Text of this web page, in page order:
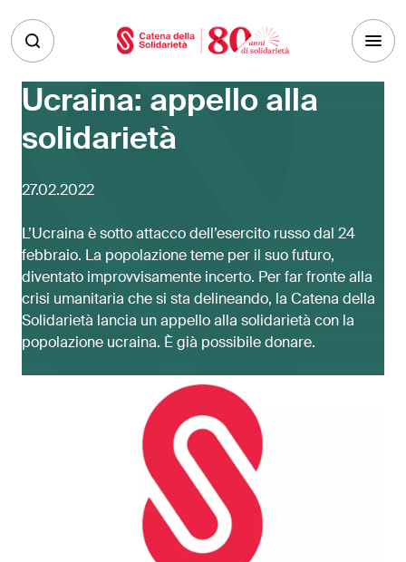
Ucraina: appello alla
solidarietà
27.02.2022
L’Ucraina è sotto attacco dell’esercito russo dal 24
febbraio. La popolazione teme per il suo futuro,
diventato improvvisamente incerto. Per far fronte alla
crisi umanitaria che si sta delineando, la Catena della
Solidarietà lancia un appello alla solidarietà con la
popolazione ucraina. È già possibile donare.